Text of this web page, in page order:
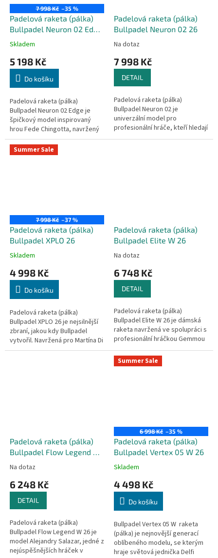
7 998 Kč –35 %
Padelová raketa (pálka)
Bullpadel Neuron 02 Edge
26
Skladem
5 198 Kč
Do košíku
Padelová raketa (pálka)
Bullpadel Neuron 02 Edge je
špičkový model inspirovaný
hrou Fede Chingotta, navržený
pro profesionální a technické
hráče, kteří hledají maximální...
Padelová raketa (pálka)
Bullpadel Neuron 02 26
Na dotaz
7 998 Kč
DETAIL
Padelová raketa (pálka)
Bullpadel Neuron 02 je
univerzální model pro
profesionální hráče, kteří hledají
rovnováhu mezi kontrolou,
Summer Sale
7 998 Kč –37 %
Padelová raketa (pálka)
Bullpadel XPLO 26
Skladem
4 998 Kč
Do košíku
Padelová raketa (pálka)
Bullpadel XPLO 26 je nejsilnější
zbraní, jakou kdy Bullpadel
vytvořil. Navržená pro Martína Di
Nenna, přináší explozivní sílu do
Padelová raketa (pálka)
Bullpadel Elite W 26
Na dotaz
6 748 Kč
DETAIL
Padelová raketa (pálka)
Bullpadel Elite W 26 je dámská
raketa navržená ve spolupráci s
profesionální hráčkou Gemmou
Triay. Elegantní a moderní
design spojuje výkon, styl a...
Padelová raketa (pálka)
Bullpadel Flow Legend W
26
Na dotaz
6 248 Kč
DETAIL
Padelová raketa (pálka)
Bullpadel Flow Legend W 26 je
model Alejandry Salazar, jedné z
nejúspěšnějších hráček v
Summer Sale
6 998 Kč –35 %
Padelová raketa (pálka)
Bullpadel Vertex 05 W 26
Skladem
4 498 Kč
Do košíku
Bullpadel Vertex 05 W raketa
(pálka) je nejnovější generací
oblíbeného modelu, se kterým
hraje světová jednička Delfi